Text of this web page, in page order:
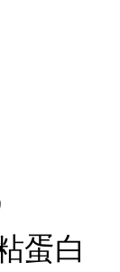
蛋白